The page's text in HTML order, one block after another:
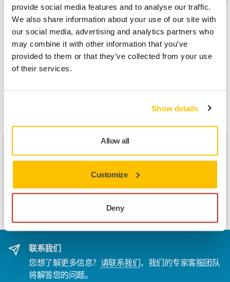
provide social media features and to analyse our traffic.
We also share information about your use of our site with
our social media, advertising and analytics partners who
may combine it with other information that you’ve
provided to them or that they’ve collected from your use
of their services.
Show details
Allow all
Customize
Deny
物流与采购
约阿希姆·雷
纳尔
运营总监
约翰·韦斯特
林
运输经理
尼克拉斯·斯
卓越运营经
奥拉夫·赫尔
安德烈亚斯·
斯
联系我们
您想了解更多信息？ 请联系我们，我们的专家客服团队
将解答您的问题。